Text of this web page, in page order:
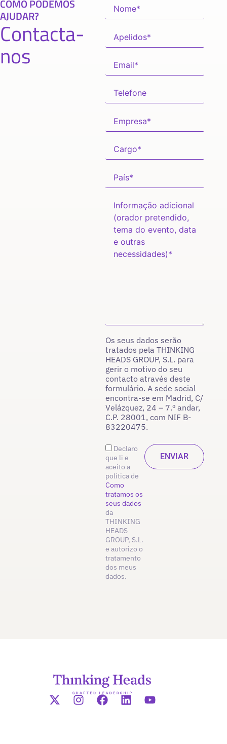
COMO PODEMOS
AJUDAR?
Contacta-
nos
Os seus dados serão
tratados pela THINKING
HEADS GROUP, S.L. para
gerir o motivo do seu
contacto através deste
formulário. A sede social
encontra-se em Madrid, C/
Velázquez, 24 – 7.º andar,
C.P. 28001, com NIF B-
83220475.
Declaro
que li e
aceito a
política de
Como
tratamos os
seus dados
da
THINKING
HEADS
GROUP, S.L.
e autorizo o
tratamento
dos meus
dados.